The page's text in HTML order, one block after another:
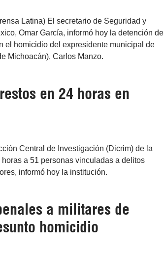
Latina) El secretario de Seguridad y
Omar García, informó hoy la detención de
el homicidio del expresidente municipal de
Michoacán), Carlos Manzo.
en 24 horas en
Central de Investigación (Dicrim) de la
a 51 personas vinculadas a delitos
informó hoy la institución.
a militares de
homicidio